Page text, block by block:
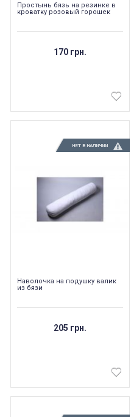
Непромокаемый чехол на
матрас Grey защитный
Розмір 180 на 200, має
Простынь бязь на резинке в
кроватку розовый горошек
170 грн.
НЕТ В НАЛИЧИИ
Наволочка на подушку валик
из бязи
205 грн.